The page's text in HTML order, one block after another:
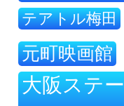
テアトル梅田
元町映画館
大阪ステ